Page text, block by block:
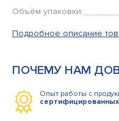
Объём упаковки:
Подробное описание
ПОЧЕМУ НАМ
Опыт работы с